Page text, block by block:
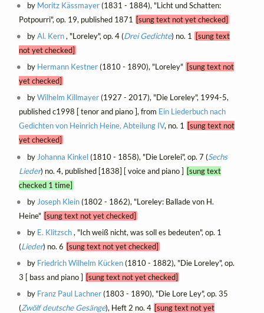
by Moritz Kässmayer(1831 - 1884), "Licht und Schatten:
Potpourri", op. 19, published 1871 [sung text not yet checked]
byAl. Kern, "Loreley", op. 4 (Drei Gedichte) no. 1 [sung text
not yet checked]
by Hermann Kestner(1810 - 1890), "Loreley" [sung text not
yet checked]
byWilhelm Killmayer(1927 - 2017), "Die Loreley", 1994-5,
published c1998 [ tenor and piano ], from Ein Liederbuch nach
Gedichten von Heinrich Heine, Abteilung IV, no. 1 [sung text not
yet checked]
by Johanna Kinkel(1810 - 1858), "Die Lorelei", op. 7 (Sechs
Lieder) no. 4, published [1838] [ voice and piano ] [sung text
checked 1 time]
by Joseph Klein(1802 - 1862), "Loreley: Ballade von H.
Heine" [sung text not yet checked]
by E. Klitzsch, "Ich weiß nicht, was soll es bedeuten", op. 1
(Lieder) no. 6 [sung text not yet checked]
by Friedrich Wilhelm Kücken(1810 - 1882), "Die Loreley", op.
3 [ bass and piano ] [sung text not yet checked]
by Franz Paul Lachner(1803 - 1890), "Die Lore Ley", op. 35
(Zwölf deutsche Gesänge), Heft 2 no. 4 [sung text not yet